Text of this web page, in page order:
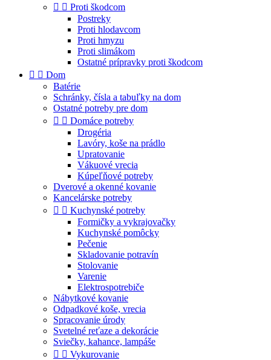
  Proti škodcom
Postreky
Proti hlodavcom
Proti hmyzu
Proti slimákom
Ostatné prípravky proti škodcom
  Dom
Batérie
Schránky, čísla a tabuľky na dom
Ostatné potreby pre dom
  Domáce potreby
Drogéria
Lavóry, koše na prádlo
Upratovanie
Vákuové vrecia
Kúpeľňové potreby
Dverové a okenné kovanie
Kancelárske potreby
  Kuchynské potreby
Formičky a vykrajovačky
Kuchynské pomôcky
Pečenie
Skladovanie potravín
Stolovanie
Varenie
Elektrospotrebiče
Nábytkové kovanie
Odpadkové koše, vrecia
Spracovanie úrody
Svetelné reťaze a dekorácie
Sviečky, kahance, lampáše
  Vykurovanie